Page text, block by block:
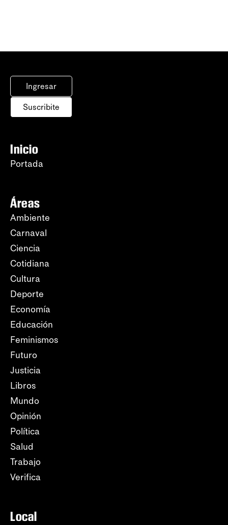
Ingresar
Suscribite
Inicio
Portada
Áreas
Ambiente
Carnaval
Ciencia
Cotidiana
Cultura
Deporte
Economía
Educación
Feminismos
Futuro
Justicia
Libros
Mundo
Opinión
Política
Salud
Trabajo
Verifica
Local